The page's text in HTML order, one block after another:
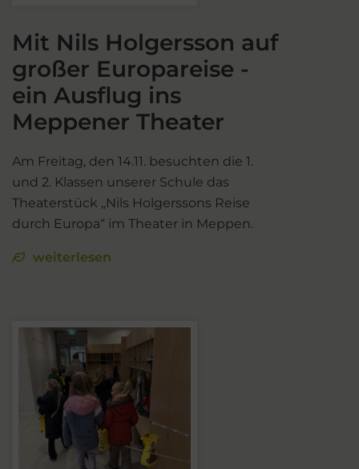
Mit Nils Holgersson auf
großer Europareise -
ein Ausflug ins
Meppener Theater
Am Freitag, den 14.11. besuchten die 1.
und 2. Klassen unserer Schule das
Theaterstück „Nils Holgerssons Reise
durch Europa“ im Theater in Meppen.
weiterlesen